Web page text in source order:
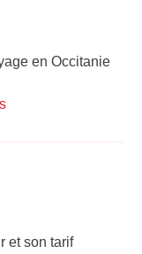
en Occitanie
et son tarif